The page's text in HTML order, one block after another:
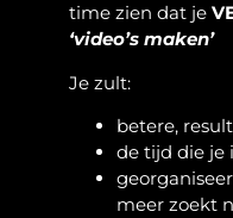
time zien dat je
‘video’s maken’
Je zult:
betere,
de tijd die je
meer zoekt